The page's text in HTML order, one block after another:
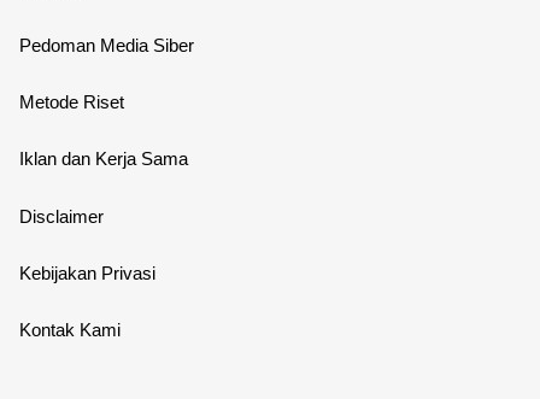
Pedoman Media Siber
Metode Riset
Iklan dan Kerja Sama
Disclaimer
Kebijakan Privasi
Kontak Kami